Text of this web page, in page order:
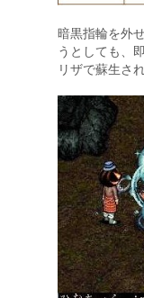
暗黒指輪を外
うとしても、即
リザで蘇生さ